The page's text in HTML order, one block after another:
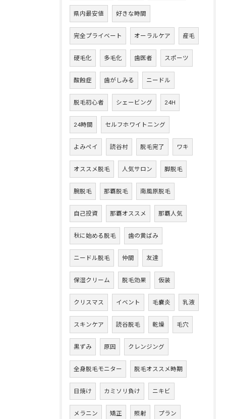
県内最安値 好きな時間
完全プライベート オーラルケア 産毛
硬毛化 多毛化 歯医者 スポーツ
酸蝕症 歯がしみる ニードル
脱毛初心者 シェービング 24H
24時間 セルフホワイトニング
よみペイ 読谷村 脱毛完了 ワキ
オススメ脱毛 人気サロン 脚脱毛
腕脱毛 那覇脱毛 南風原脱毛
自己投資 那覇オススメ 那覇人気
秋に始める脱毛 歯の黄ばみ
ニードル脱毛 仲間 友達
保湿クリーム 脱毛効果 仮装
クリスマス イベント 毛嚢炎 乳液
スキンケア 読谷脱毛 乾燥 毛穴
黒ずみ 原因 クレンジング
全身脱毛モニター 脱毛オススメ時期
日焼け カミソリ負け ニキビ
メラニン 矯正 照射 プラン